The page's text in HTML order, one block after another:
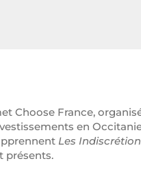
Choose France,
en
Les
présents.